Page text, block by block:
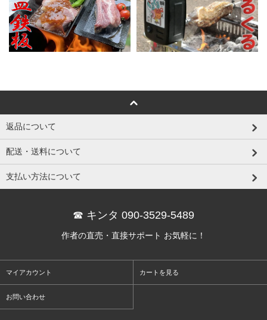
返品について
配送・送料について
支払い方法について
☎ キンタ 090-3529-5489
作者の直売・直接サポート お気軽に！
マイアカウント カートを見る
お問い合わせ